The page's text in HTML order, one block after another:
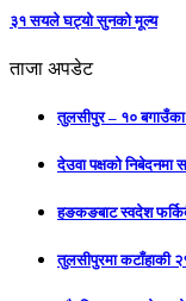
३१ सयले घट्यो सुनको मूल्य
ताजा अपडेट
तुलसीपुर – १०
देउवा पक्षको निबेदनमा
हङकङबाट स्वदेश
तुलसीपुरमा कटाँहाकी